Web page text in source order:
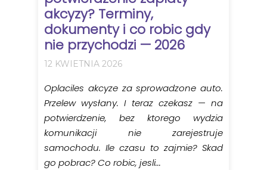
akcyzy? Terminy,
dokumenty i co robic gdy
nie przychodzi — 2026
12 KWIETNIA 2026
Oplaciles akcyze za sprowadzone auto.
Przelew wysłany. I teraz czekasz — na
potwierdzenie, bez ktorego wydzia
komunikacji nie zarejestruje
samochodu. Ile czasu to zajmie? Skad
go pobrac? Co robic, jesli...